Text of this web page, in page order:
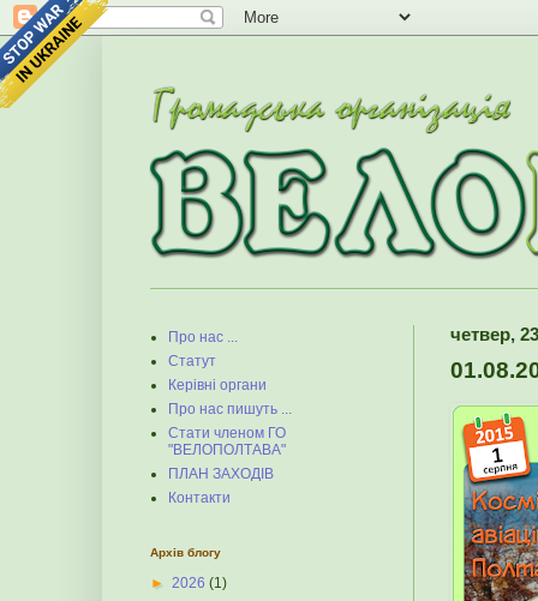
четвер,
Про нас ...
Статут
Керівні органи
Про нас пишуть ...
Стати членом ГО
"ВЕЛОПОЛТАВА"
ПЛАН ЗАХОДІВ
Контакти
Архів блогу
► 2026 (1)